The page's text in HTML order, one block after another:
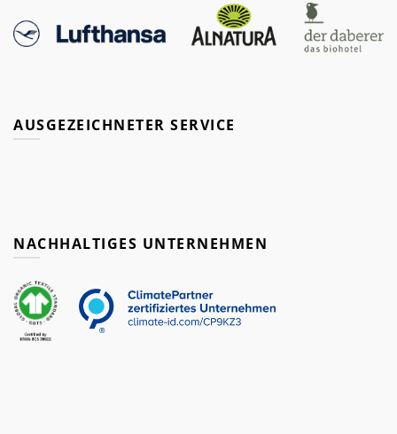
AUSGEZEICHNETER SERVICE
NACHHALTIGES UNTERNEHMEN